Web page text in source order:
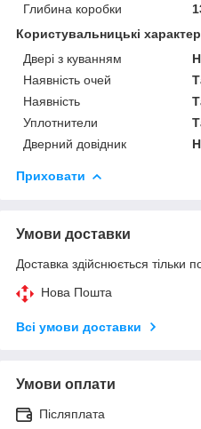
Глибина коробки
Користувальницькі
Двері з куванням
Наявність очей
Наявність
Уплотнители
Дверний довідник
Приховати
Умови доставки
Доставка здійснюється тільки
Нова Пошта
Всі умови доставки
Умови оплати
Післяплата